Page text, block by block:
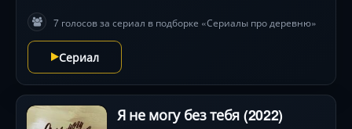
7 голосов за сериал в подборке «Сериалы про деревню»
Сериал
Я не могу без тебя (2022)